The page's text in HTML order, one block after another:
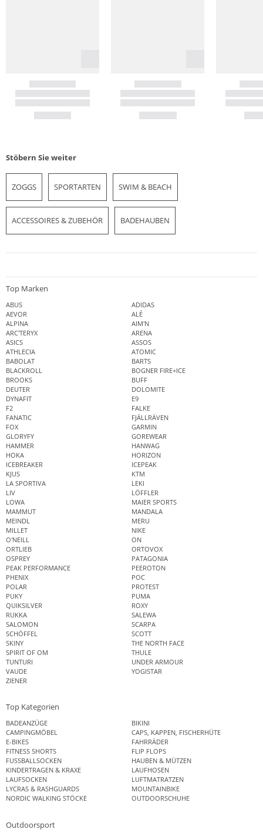
Stöbern Sie weiter
ZOGGS SPORTARTEN SWIM & BEACH
ACCESSOIRES & ZUBEHÖR BADEHAUBEN
Top Marken
ABUS
ADIDAS
AEVOR
ALÉ
ALPINA
AIM'N
ARC'TERYX
ARENA
ASICS
ASSOS
ATHLECIA
ATOMIC
BABOLAT
BARTS
BLACKROLL
BOGNER FIRE+ICE
BROOKS
BUFF
DEUTER
DOLOMITE
DYNAFIT
E9
F2
FALKE
FANATIC
FJÄLLRÄVEN
FOX
GARMIN
GLORYFY
GOREWEAR
HAMMER
HANWAG
HOKA
HORIZON
ICEBREAKER
ICEPEAK
KJUS
KTM
LA SPORTIVA
LEKI
LIV
LÖFFLER
LOWA
MAIER SPORTS
MAMMUT
MANDALA
MEINDL
MERU
MILLET
NIKE
O'NEILL
ON
ORTLIEB
ORTOVOX
OSPREY
PATAGONIA
PEAK PERFORMANCE
PEEROTON
PHENIX
POC
POLAR
PROTEST
PUKY
PUMA
QUIKSILVER
ROXY
RUKKA
SALEWA
SALOMON
SCARPA
SCHÖFFEL
SCOTT
SKINY
THE NORTH FACE
SPIRIT OF OM
THULE
TUNTURI
UNDER ARMOUR
VAUDE
YOGISTAR
ZIENER
Top Kategorien
BADEANZÜGE
BIKINI
CAMPINGMÖBEL
CAPS, KAPPEN, FISCHERHÜTE
E-BIKES
FAHRRÄDER
FITNESS SHORTS
FLIP FLOPS
FUSSBALLSOCKEN
HAUBEN & MÜTZEN
KINDERTRAGEN & KRAXE
LAUFHOSEN
LAUFSOCKEN
LUFTMATRATZEN
LYCRAS & RASHGUARDS
MOUNTAINBIKE
NORDIC WALKING STÖCKE
OUTDOORSCHUHE
Outdoorsport